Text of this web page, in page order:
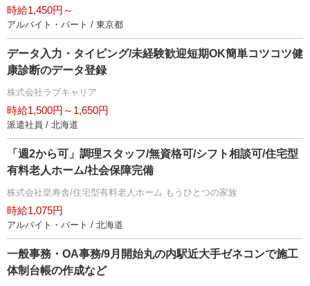
時給1,450円～
アルバイト・パート / 東京都
データ入力・タイピング/未経験歓迎短期OK簡単コツコツ健
康診断のデータ登録
株式会社ラブキャリア
時給1,500円～1,650円
派遣社員 / 北海道
「週2から可」調理スタッフ/無資格可/シフト相談可/住宅型
有料老人ホーム/社会保障完備
株式会社皇寿舎/住宅型有料老人ホーム もうひとつの家族
時給1,075円
アルバイト・パート / 北海道
一般事務・OA事務/9月開始丸の内駅近大手ゼネコンで施工
体制台帳の作成など